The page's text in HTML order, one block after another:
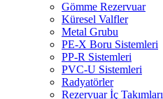
Gömme Rezervuar
Küresel Valfler
Metal Grubu
PE-X Boru Sistemleri
PP-R Sistemleri
PVC-U Sistemleri
Radyatörler
Rezervuar İç Takımları